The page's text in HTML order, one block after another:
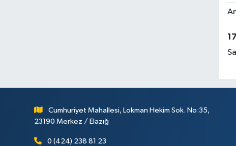
Cumhuriyet Mahallesi, Lokman Hekim Sok. No:35,
23190 Merkez / Elazığ
0 (424) 238 81 23